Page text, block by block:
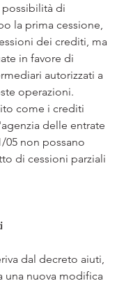
di
la prima cessione,
dei crediti, ma
in favore di
autorizzati a
operazioni.
come i crediti
delle entrate
05 non possano
di cessioni parziali
dal decreto aiuti,
una nuova modifica